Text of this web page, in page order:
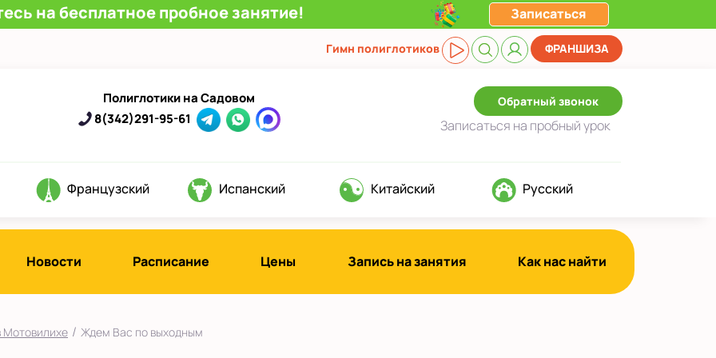
на бесплатное пробное занятие! Записаться
Гимн полиглотиков ФРАНШИЗА
Полиглотики на Садовом
8(342)291-95-61
Обратный звонок
Записаться на пробный урок
Французский Испанский Китайский Русский
Новости Расписание Цены Запись на занятия Как нас найти
Мотовилихе / Ждем Вас по выходным